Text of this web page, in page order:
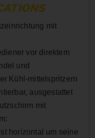
mit
vor direktem
und
Kühl-mittelspritzern
ausgestattet
mit
horizontal um seine